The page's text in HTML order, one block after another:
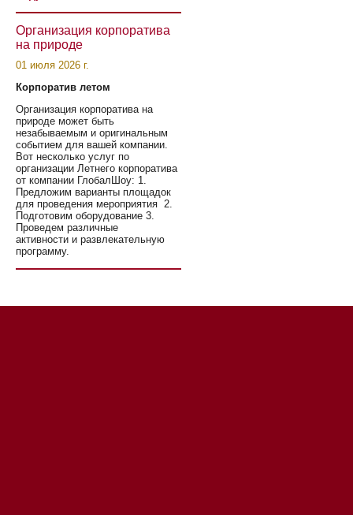
Организация корпоратива
на природе
01 июля 2026 г.
Корпоратив летом
Организация корпоратива на
природе может быть
незабываемым и оригинальным
событием для вашей компании.
Вот несколько услуг по
организации Летнего корпоратива
от компании ГлобалШоу: 1.
Предложим варианты площадок
для проведения мероприятия 2.
Подготовим оборудование 3.
Проведем различные
активности и развлекательную
программу.